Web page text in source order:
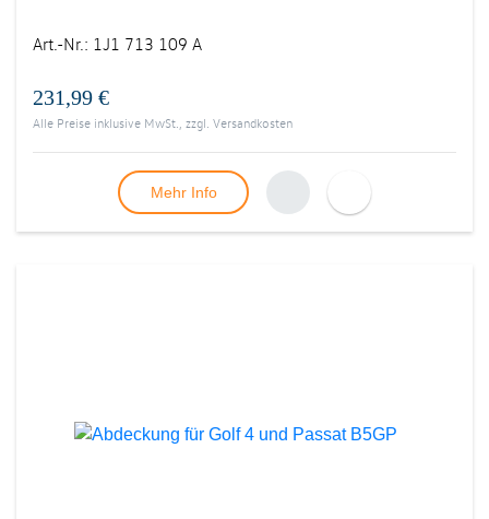
Art.-Nr.: 1J1 713 109 A
231,99 €
Alle Preise inklusive MwSt., zzgl. Versandkosten
Mehr Info